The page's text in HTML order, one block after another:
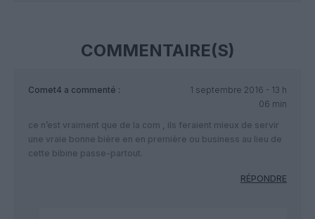
COMMENTAIRE(S)
Comet4 a commenté :
1 septembre 2016 - 13 h
06 min
ce n’est vraiment que de la com , ils feraient mieux de servir
une vraie bonne bière en en première ou business au lieu de
cette bibine passe-partout.
RÉPONDRE